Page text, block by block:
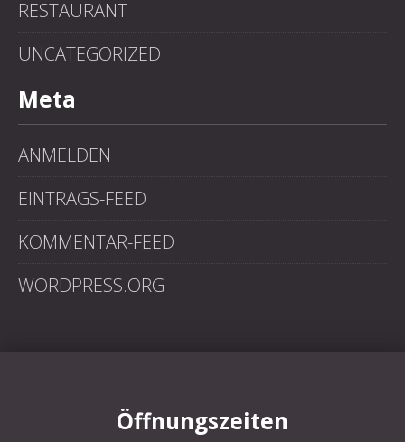
RESTAURANT
UNCATEGORIZED
Meta
ANMELDEN
EINTRAGS-FEED
KOMMENTAR-FEED
WORDPRESS.ORG
Öffnungszeiten